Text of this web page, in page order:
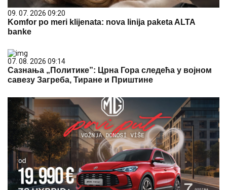
09. 07. 2026 09:20
Komfor po meri klijenata: nova linija paketa ALTA
banke
07. 08. 2026 09:14
Сазнања „Политике”: Црна Гора следећа у војном
савезу Загреба, Тиране и Приштине